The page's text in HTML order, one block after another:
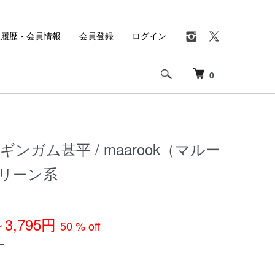
0
歴・会員情報 会員登録 ログイン
ンガム甚平 / maarook（マルー
ーン系
円 50 % off